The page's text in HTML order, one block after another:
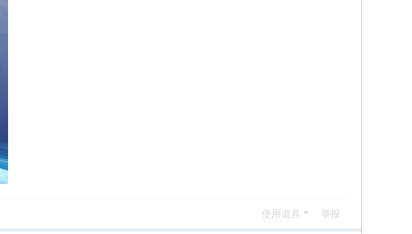
使用道具 举报